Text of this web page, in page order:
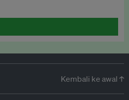
Kembali ke awal ↑